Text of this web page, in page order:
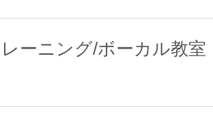
ーニング/ボーカル教室